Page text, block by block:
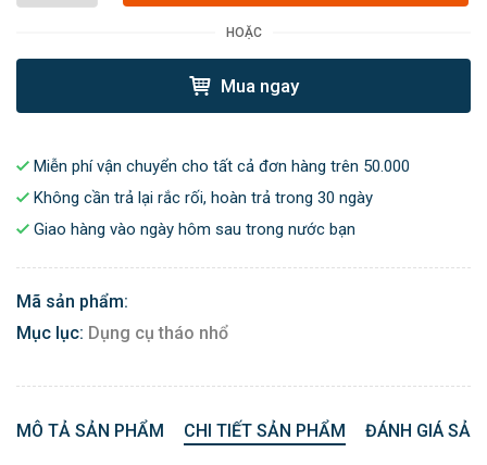
HOẶC
Mua ngay
Miễn phí vận chuyển cho tất cả đơn hàng trên 50.000
Không cần trả lại rắc rối, hoàn trả trong 30 ngày
Giao hàng vào ngày hôm sau trong nước bạn
Mã sản phẩm:
Mục lục: Dụng cụ tháo nhổ
MÔ TẢ SẢN PHẨM CHI TIẾT SẢN PHẨM ĐÁNH GIÁ